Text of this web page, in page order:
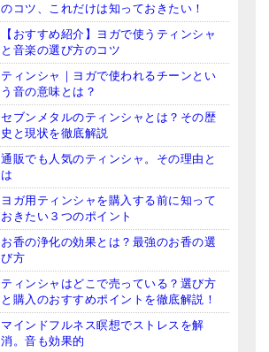
のコツ、これだけは知っておきたい！
【おすすめ紹介】ヨガで使うティンシャ
と音楽の選び方のコツ
ティンシャ｜ヨガで使われるチーンとい
う音の意味とは？
セブンメタルのティンシャとは？その歴
史と現状を徹底解説
通販でも人気のティンシャ。その理由と
は
ヨガ用ティンシャを購入する前に知って
おきたい３つのポイント
お香の浄化の効果とは？最強のお香の選
び方
ティンシャはどこで売っている？選び方
と購入のおすすめポイントを徹底解説！
マインドフルネス瞑想でストレスを解
消。音も効果的